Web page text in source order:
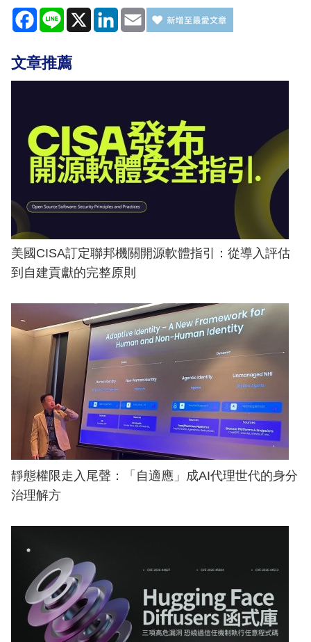
Facebook
Line X LinkedIn
Email
文章推薦
美國CISA訂定聯邦機關開源軟體指引：從導入評估
到自建貢獻的完整原則
靜態權限走入尾聲：「自適應」成AI代理世代的身分
治理解方